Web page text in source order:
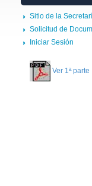
Sitio de la
Solicitud de
Iniciar Sesión
Ver 1ª parte